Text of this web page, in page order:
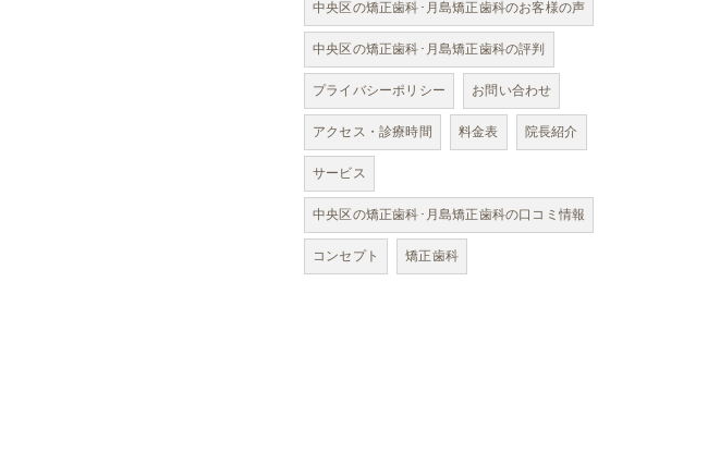
中央区の矯正歯科･月島矯正歯科のお客様の声
中央区の矯正歯科･月島矯正歯科の評判
プライバシーポリシー
お問い合わせ
アクセス・診療時間
料金表
院長紹介
サービス
中央区の矯正歯科･月島矯正歯科の口コミ情報
コンセプト
矯正歯科